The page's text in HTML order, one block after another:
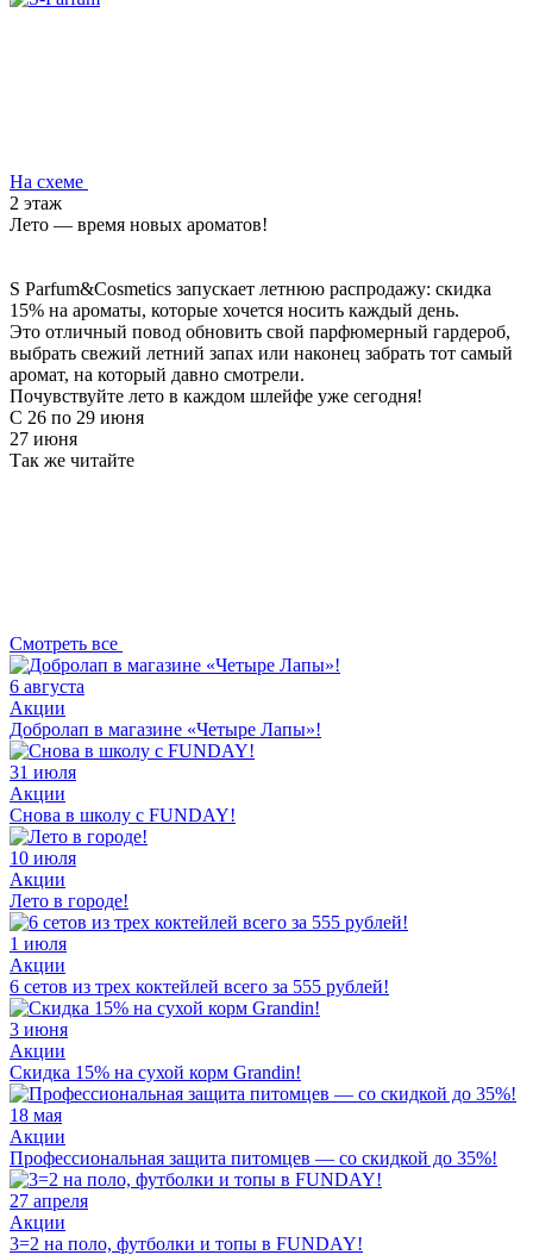
На схеме
2 этаж
Лето — время новых ароматов!
S Parfum&Cosmetics запускает летнюю распродажу: скидка
15% на ароматы, которые хочется носить каждый день.
Это отличный повод обновить свой парфюмерный гардероб,
выбрать свежий летний запах или наконец забрать тот самый
аромат, на который давно смотрели.
Почувствуйте лето в каждом шлейфе уже сегодня!
С 26 по 29 июня
27 июня
Так же читайте
Смотреть все
6 августа
Акции
Добролап в магазине «Четыре Лапы»!
31 июля
Акции
Снова в школу с FUNDAY!
10 июля
Акции
Лето в городе!
1 июля
Акции
6 сетов из трех коктейлей всего за 555 рублей!
3 июня
Акции
Скидка 15% на сухой корм Grandin!
18 мая
Акции
Профессиональная защита питомцев — со скидкой до 35%!
27 апреля
Акции
3=2 на поло, футболки и топы в FUNDAY!